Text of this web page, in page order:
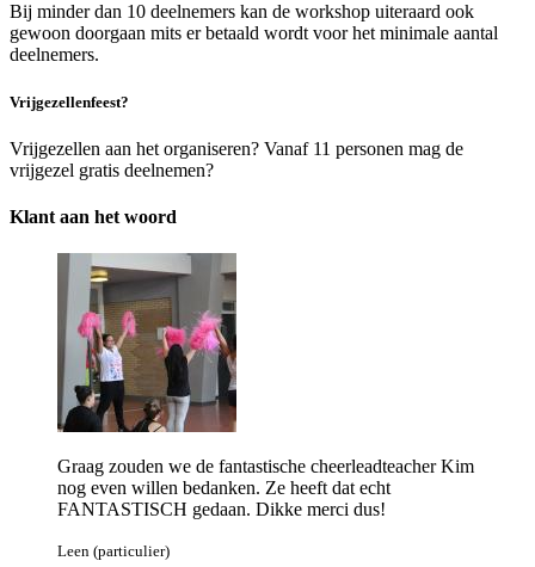
Bij minder dan 10 deelnemers kan de workshop uiteraard ook
gewoon doorgaan mits er betaald wordt voor het minimale aantal
deelnemers.
Vrijgezellenfeest?
Vrijgezellen aan het organiseren? Vanaf 11 personen mag de
vrijgezel gratis deelnemen?
Klant aan het woord
Graag zouden we de fantastische cheerleadteacher Kim
nog even willen bedanken. Ze heeft dat echt
FANTASTISCH gedaan. Dikke merci dus!
Leen (particulier)